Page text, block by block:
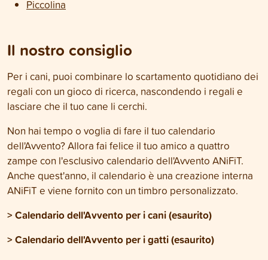
Piccolina
Il nostro consiglio
Per i cani, puoi combinare lo scartamento quotidiano dei
regali con un gioco di ricerca, nascondendo i regali e
lasciare che il tuo cane li cerchi.
Non hai tempo o voglia di fare il tuo calendario
dell'Avvento? Allora fai felice il tuo amico a quattro
zampe con l'esclusivo calendario dell'Avvento ANiFiT.
Anche quest'anno, il calendario è una creazione interna
ANiFiT e viene fornito con un timbro personalizzato.
> Calendario dell'Avvento per i cani(esaurito)
> Calendario dell'Avvento per i gatti(esaurito)